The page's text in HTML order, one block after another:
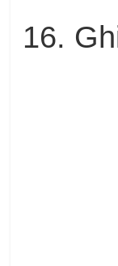
16.